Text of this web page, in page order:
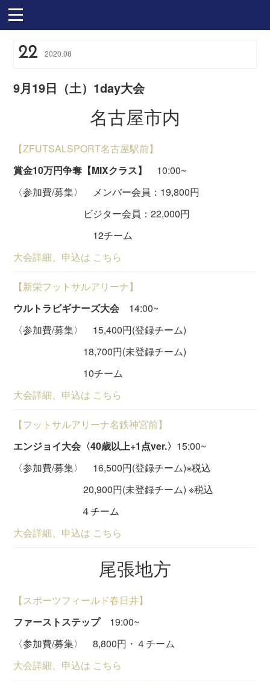
22 2020.08
9月19日（土）1day大会
名古屋市内
【ZFUTSALSPORT名古屋駅前】
賞金10万円争奪【MIXクラス】
10:00~
〈参加費/募集〉 メンバー会員：19,800円
ビジター会員：22,000円
12チーム
大会詳細、申込は こちら
【新栄フットサルアリーナ】
ウルトラビギナーズ大会 14:00~
〈参加費/募集〉 15,400円(登録チーム)
18,700円(未登録チーム)
10チーム
大会詳細、申込は こちら
【フットサルアリーナ名鉄神宮前】
エンジョイ大会〈40歳以上+1点ver.〉 15:00~
〈参加費/募集〉 16,500円(登録チーム)※税込
20,900円(未登録チーム) ※税込
４チーム
大会詳細、申込は こちら
尾張地方
【スポーツフィールド春日井】
ファーストステップ19:00~
〈参加費/募集〉 8,800円・４チーム
大会詳細、申込は こちら